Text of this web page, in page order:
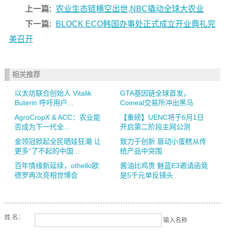
上一篇: 农业生态链横空出世,NBC撬动全球大农业
下一篇:
BLOCK ECO韩国办事处正式成立开业典礼完
美召开
相关推荐
以太坊联合创始人 Vitalik
Buterin 呼吁用户...
GTA基因链全球首发，
Coineal交易所冲出黑马
AgroCropX & ACC：农业能
否成为下一代全...
【重磅】UENC将于6月1日
开启第二阶段主网公测
金领冠掀起全民晒娃狂潮 让
更多“了不起的中国...
致力于创新 唇动小蛋糕从传
统产品中突围
百年情缘新延续，othello欧
德罗再次亮相世博会
酱油比鸡贵 魅蓝E3邀请函竟
是5千元单反镜头
姓 名： 输入名称